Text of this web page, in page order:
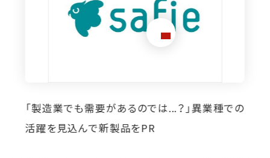
想定外のニーズ発掘に寄与。イプロス掲載によ
り自社製品の活躍の場が広がっています